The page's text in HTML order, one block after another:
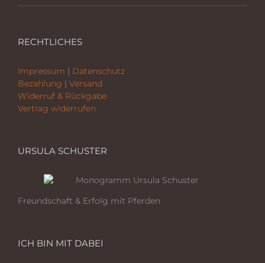
RECHTLICHES
Impressum | Datenschutz
Bezahlung | Versand
Widerruf & Rückgabe
Vertrag widerrufen
URSULA SCHUSTER
Freundschaft & Erfolg mit Pferden
ICH BIN MIT DABEI